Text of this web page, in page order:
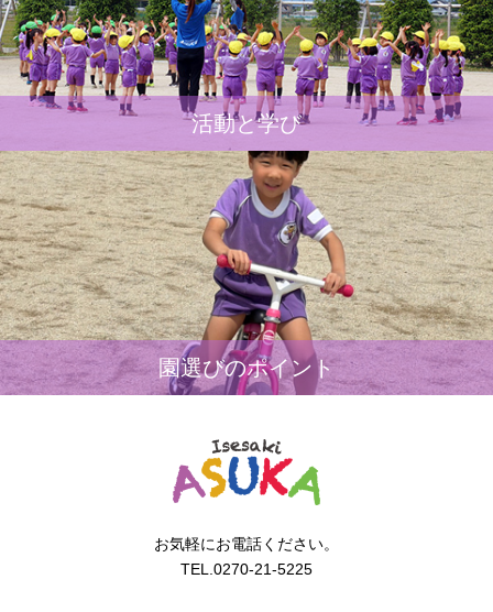
活動と学び
園選びのポイント
お気軽にお電話ください。
TEL.0270-21-5225